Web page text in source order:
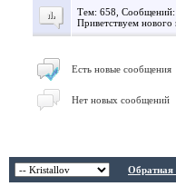
Тем: 658, Сообщений:
Приветствуем нового
Есть новые сообщения
Нет новых сообщений
Обратная